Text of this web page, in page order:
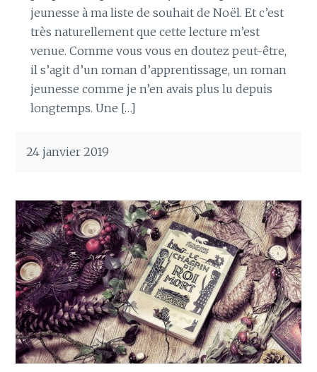
jeunesse à ma liste de souhait de Noël. Et c’est
très naturellement que cette lecture m’est
venue. Comme vous vous en doutez peut-être,
il s’agit d’un roman d’apprentissage, un roman
jeunesse comme je n’en avais plus lu depuis
longtemps. Une […]
24 janvier 2019